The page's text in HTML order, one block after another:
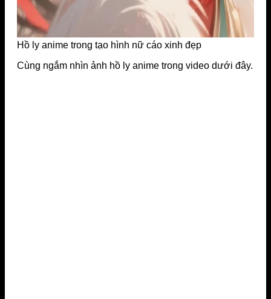
Hồ ly anime trong tạo hình nữ cáo xinh đẹp
Cùng ngắm nhìn ảnh hồ ly anime trong video dưới đây.